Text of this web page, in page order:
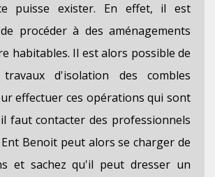
puisse exister. En effet, il est
procéder à des aménagements
habitables. Il est alors possible de
d'isolation des combles
effectuer ces opérations qui sont
faut contacter des professionnels
Benoit peut alors se charger de
et sachez qu'il peut dresser un